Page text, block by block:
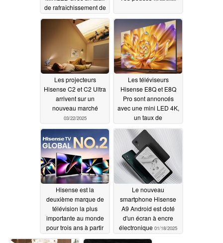
de rafraîchissement de
170 Hz 03/24/2025
Les projecteurs
Hisense C2 et C2 Ultra
arrivent sur un
nouveau marché
03/22/2025
Les téléviseurs
Hisense E8Q et E8Q
Pro sont annoncés
avec une mini LED 4K,
un taux de
rafraîchissement de
330 Hz et un traitement
de l'image par l'IA
03/10/2025
Hisense est la
deuxième marque de
télévision la plus
importante au monde
pour trois ans à partir
de 202401/26/2025
Le nouveau
smartphone Hisense
A9 Android est doté
d'un écran à encre
électronique 01/18/2025